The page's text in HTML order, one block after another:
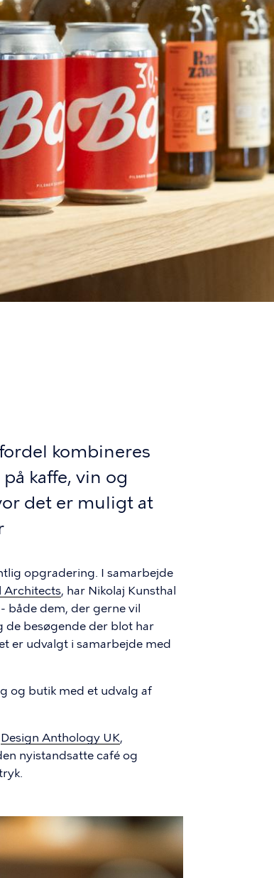
kombineres
kaffe, vin og
det er muligt at
opgradering. I samarbejde
Architects, har Nikolaj Kunsthal
både dem, der gerne vil
de besøgende der blot har
er udvalgt i samarbejde med
og butik med et udvalg af
Design Anthology UK,
nyistandsatte café og